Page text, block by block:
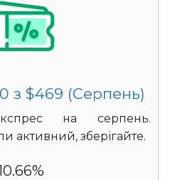
з $469 (Серпень)
на серпень.
активний, зберігайте.